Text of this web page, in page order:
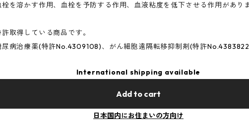
栓を溶かす作用、血栓を予防する作用、血液粘度を低下させる作用がありま
許取得している商品です。
尿病治療薬(特許No.4309108)、がん細胞遠隔転移抑制剤(特許
International shipping available
Add to cart
日本国内にお住まいの方向け